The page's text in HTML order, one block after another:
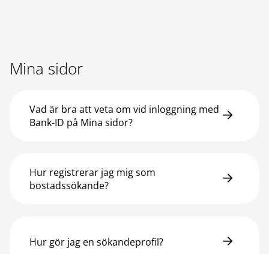
Mina sidor
Vad är bra att veta om vid inloggning med
Bank-ID på Mina sidor?
Hur registrerar jag mig som
bostadssökande?
Hur gör jag en sökandeprofil?